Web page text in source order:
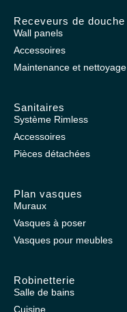
Receveurs de douche
Wall panels
Accessoires
Maintenance et nettoyage
Sanitaires
Système Rimless
Accessoires
Pièces détachées
Plan vasques
Muraux
Vasques à poser
Vasques pour meubles
Robinetterie
Salle de bains
Cuisine